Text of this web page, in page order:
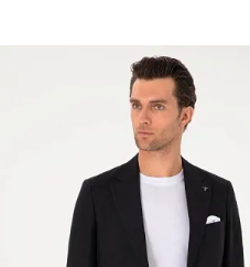
Добавить в корзину